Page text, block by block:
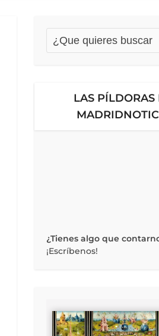
LAS PÍLDORAS
¿Tienes algo que
¡Escríbenos!